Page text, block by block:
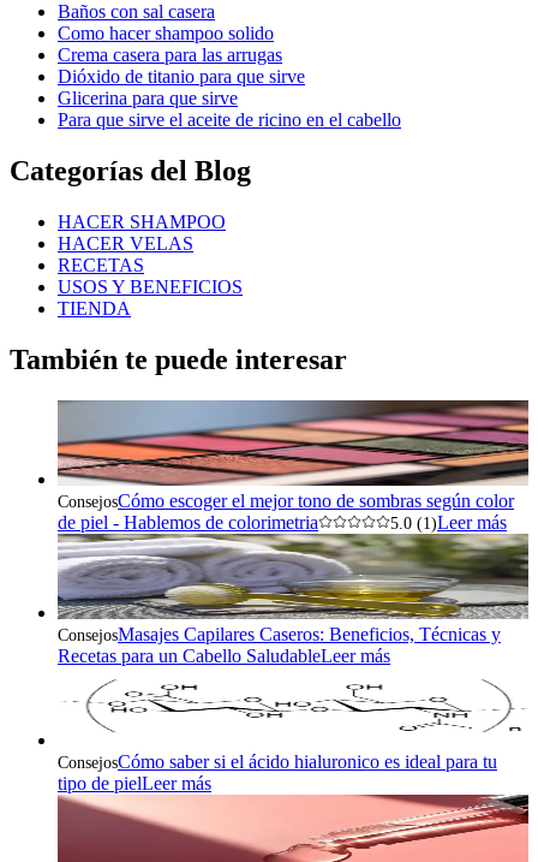
Baños con sal casera
Como hacer shampoo solido
Crema casera para las arrugas
Dióxido de titanio para que sirve
Glicerina para que sirve
Para que sirve el aceite de ricino en el cabello
Categorías del Blog
HACER SHAMPOO
HACER VELAS
RECETAS
USOS Y BENEFICIOS
TIENDA
También te puede interesar
ConsejosCómo escoger el mejor tono de sombras según color
de piel - Hablemos de colorimetria
5.0 (1)Leer más
ConsejosMasajes Capilares Caseros: Beneficios, Técnicas y
Recetas para un Cabello SaludableLeer más
ConsejosCómo saber si el ácido hialuronico es ideal para tu
tipo de pielLeer más